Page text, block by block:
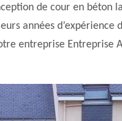
de cour en béton
années d’expérience
entreprise Entreprise